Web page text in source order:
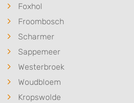
Foxhol
Froombosch
Scharmer
Sappemeer
Westerbroek
Woudbloem
Kropswolde